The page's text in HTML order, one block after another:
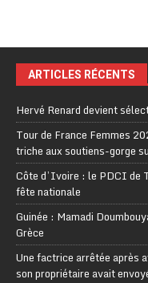
ARTICLES RÉCENTS
Hervé Renard devient
Tour de France Femmes
triche aux soutiens-gorge
Côte d’Ivoire : le PDCI de
fête nationale
Guinée : Mamadi
Grèce
Une factrice arrêtée après
son propriétaire avait